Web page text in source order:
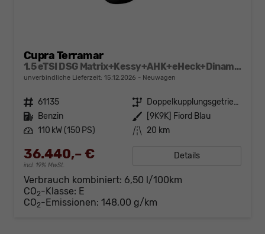
Cupra Terramar
1.5 eTSI DSG Matrix+Kessy+AHK+eHeck+Dinamica+CarPlay+eHeck+GV5
unverbindliche Lieferzeit: 15.12.2026 Neuwagen
Fahrzeugnr. 61135 Getriebe
Doppelkupplungsgetriebe (DSG)
Kraftstoff Benzin Außenfarbe
[9K9K] Fiord Blau
Leistung 110 kW (150 PS) Kilometerstand 20 km
36.440,– €
incl. 19% MwSt.
Details
Verbrauch kombiniert: 6,50 l/100km
CO2-Klasse: E
CO2-Emissionen: 148,00 g/km